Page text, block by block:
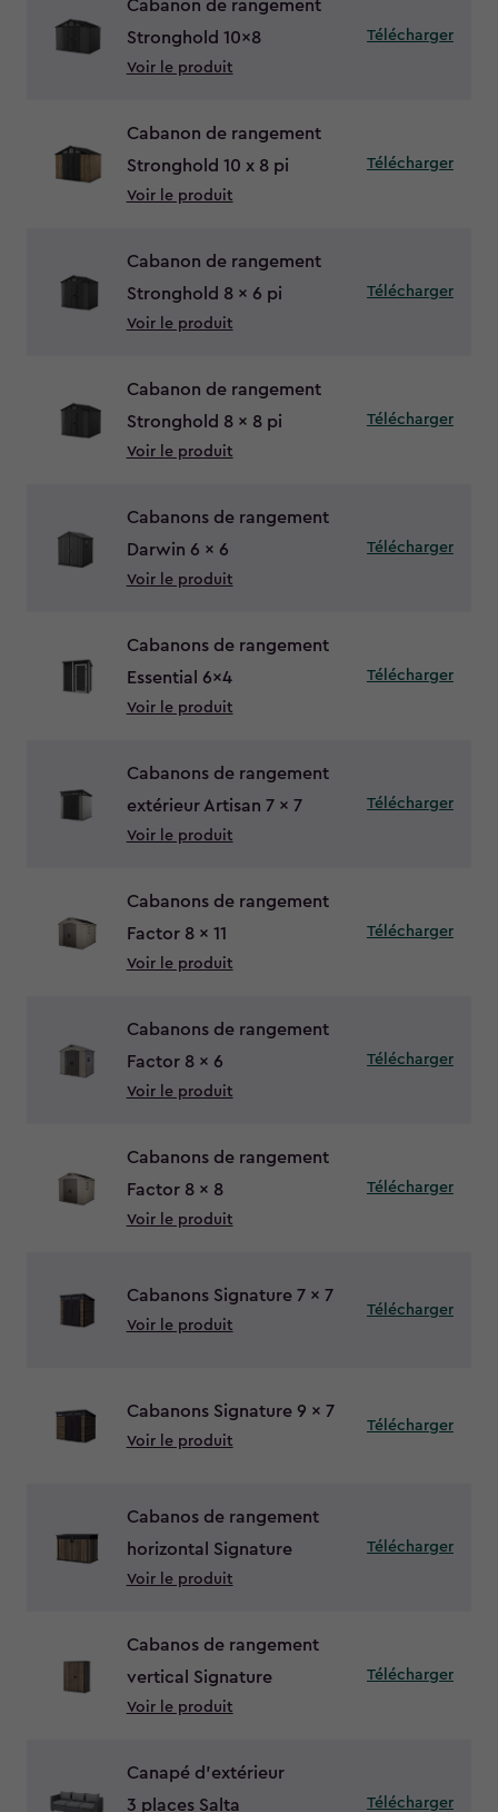
Cabanon de rangement
Stronghold 10x8
Voir le produit
Télécharger
Cabanon de rangement
Stronghold 10 x 8 pi
Voir le produit
Télécharger
Cabanon de rangement
Stronghold 8 x 6 pi
Voir le produit
Télécharger
Cabanon de rangement
Stronghold 8 x 8 pi
Voir le produit
Télécharger
Cabanons de rangement
Darwin 6 x 6
Voir le produit
Télécharger
Cabanons de rangement
Essential 6x4
Voir le produit
Télécharger
Cabanons de rangement
extérieur Artisan 7 x 7
Voir le produit
Télécharger
Cabanons de rangement
Factor 8 x 11
Voir le produit
Télécharger
Cabanons de rangement
Factor 8 x 6
Voir le produit
Télécharger
Cabanons de rangement
Factor 8 x 8
Voir le produit
Télécharger
Cabanons Signature 7 x 7
Voir le produit
Télécharger
Cabanons Signature 9 x 7
Voir le produit
Télécharger
Cabanos de rangement
horizontal Signature
Voir le produit
Télécharger
Cabanos de rangement
vertical Signature
Voir le produit
Télécharger
Canapé d’extérieur
3 places Salta
Télécharger